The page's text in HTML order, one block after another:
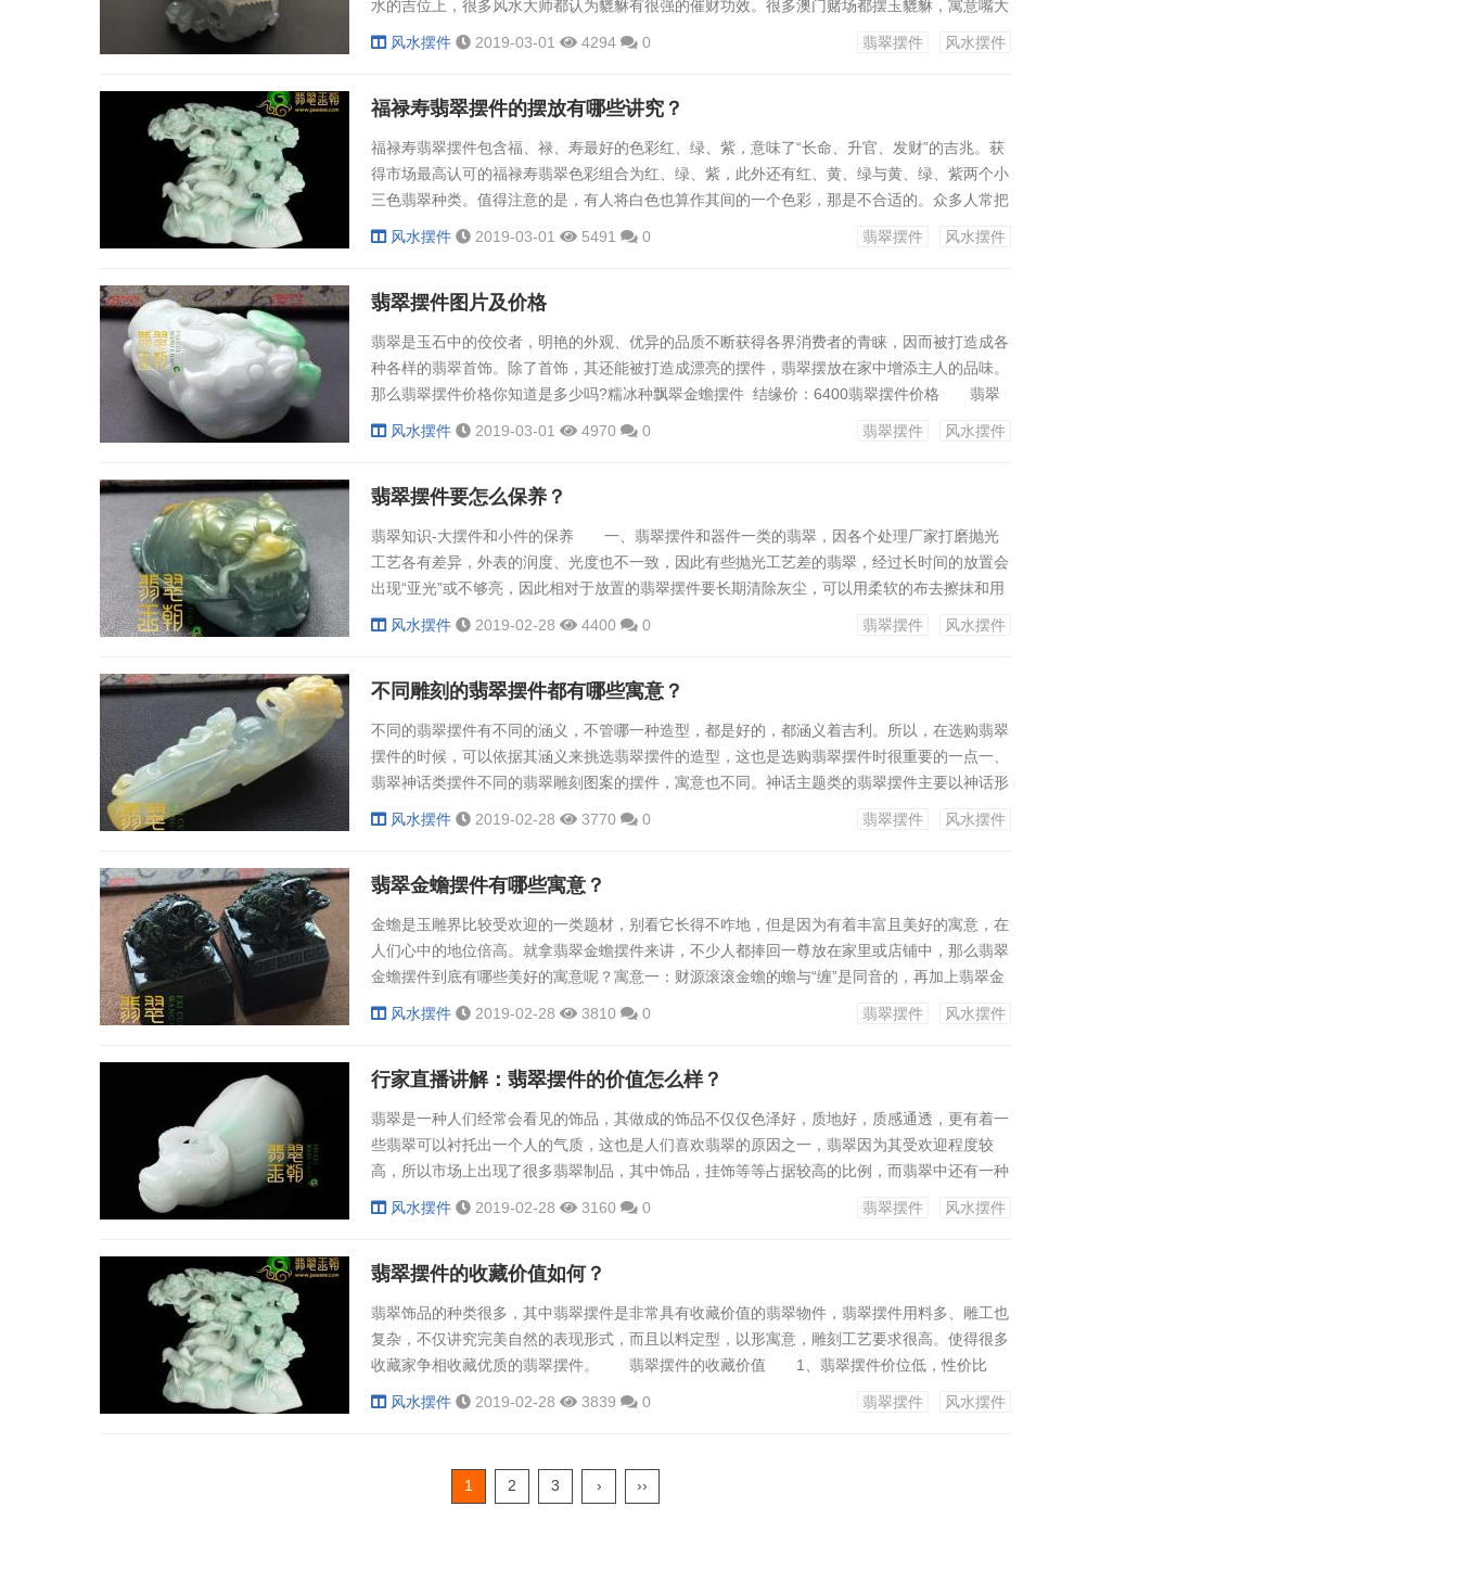
水的吉位上，很多风水大师都认为貔貅有很强的催财功效。很多澳门赌场都摆玉貔貅，寓意嘴大
吃四方，只挣不赔。貔貅对于那些收入有浮动的人更喜欢貔貅，通常都会把貔貅摆放在住宅或办
了之后，最好不...
风水摆件 2019-03-01 4294 0 翡翠摆件 风水摆件
福禄寿翡翠摆件的摆放有哪些讲究？
福禄寿翡翠摆件包含福、禄、寿最好的色彩红、绿、紫，意味了“长命、升官、发财”的吉兆。获
得市场最高认可的福禄寿翡翠色彩组合为红、绿、紫，此外还有红、黄、绿与黄、绿、紫两个小
三色翡翠种类。值得注意的是，有人将白色也算作其间的一个色彩，那是不合适的。众多人常把
赤色当作是福分的意味，绿色当成是丰禄的意味，紫色当作是长命的比方。家中摆放翡翠福禄寿
的意义。福禄寿...
风水摆件 2019-03-01 5491 0 翡翠摆件 风水摆件
翡翠摆件图片及价格
翡翠是玉石中的佼佼者，明艳的外观、优异的品质不断获得各界消费者的青睐，因而被打造成各
种各样的翡翠首饰。除了首饰，其还能被打造成漂亮的摆件，翡翠摆放在家中增添主人的品味。
那么翡翠摆件价格你知道是多少吗?糯冰种飘翠金蟾摆件 结缘价：6400翡翠摆件价格 翡翠
摆件的价格需要根据翡翠的品质判断，如果表面有影响到美感的小瑕疵、内部有一些小裂痕，那
贵...
风水摆件 2019-03-01 4970 0 翡翠摆件 风水摆件
翡翠摆件要怎么保养？
翡翠知识-大摆件和小件的保养 一、翡翠摆件和器件一类的翡翠，因各个处理厂家打磨抛光
工艺各有差异，外表的润度、光度也不一致，因此有些抛光工艺差的翡翠，经过长时间的放置会
出现“亚光”或不够亮，因此相对于放置的翡翠摆件要长期清除灰尘，可以用柔软的布去擦抹和用
柔软的毛刷轻轻刷掉上面的灰尘，也可以用柔软的羊皮长期擦抹。按前面的技巧通常都能抵达养
然。除此之外，戴...
风水摆件 2019-02-28 4400 0 翡翠摆件 风水摆件
不同雕刻的翡翠摆件都有哪些寓意？
不同的翡翠摆件有不同的涵义，不管哪一种造型，都是好的，都涵义着吉利。所以，在选购翡翠
摆件的时候，可以依据其涵义来挑选翡翠摆件的造型，这也是选购翡翠摆件时很重要的一点一、
翡翠神话类摆件不同的翡翠雕刻图案的摆件，寓意也不同。神话主题类的翡翠摆件主要以神话形
象为主，比翡翠观音、翡翠佛、翡翠貔貅、翡翠佛手等等。它们的意义都是保佑人们安全、健
都知道，乌龟是长寿...
风水摆件 2019-02-28 3770 0 翡翠摆件 风水摆件
翡翠金蟾摆件有哪些寓意？
金蟾是玉雕界比较受欢迎的一类题材，别看它长得不咋地，但是因为有着丰富且美好的寓意，在
人们心中的地位倍高。就拿翡翠金蟾摆件来讲，不少人都捧回一尊放在家里或店铺中，那么翡翠
金蟾摆件到底有哪些美好的寓意呢？寓意一：财源滚滚金蟾的蟾与“缠”是同音的，再加上翡翠金
蟾摆件中，一般都会讲元宝与金蟾相搭配，要么是金蟾背着元宝，要么就是口中含着元宝。所以
仙物。所以翡翠...
风水摆件 2019-02-28 3810 0 翡翠摆件 风水摆件
行家直播讲解：翡翠摆件的价值怎么样？
翡翠是一种人们经常会看见的饰品，其做成的饰品不仅仅色泽好，质地好，质感通透，更有着一
些翡翠可以衬托出一个人的气质，这也是人们喜欢翡翠的原因之一，翡翠因为其受欢迎程度较
高，所以市场上出现了很多翡翠制品，其中饰品，挂饰等等占据较高的比例，而翡翠中还有一种
价值连城的制品，那就是翡翠摆件。 翡翠摆件拥有着较高的价值，但是令人奇怪的是翡翠摆
致了翡翠摆件这款耗...
风水摆件 2019-02-28 3160 0 翡翠摆件 风水摆件
翡翠摆件的收藏价值如何？
翡翠饰品的种类很多，其中翡翠摆件是非常具有收藏价值的翡翠物件，翡翠摆件用料多、雕工也
复杂，不仅讲究完美自然的表现形式，而且以料定型，以形寓意，雕刻工艺要求很高。使得很多
收藏家争相收藏优质的翡翠摆件。 翡翠摆件的收藏价值 1、翡翠摆件价位低，性价比
高 根据当前的翡翠市场行情，翡翠摆件的价位比其它翡翠首饰低。通常来说，小的翡翠摆件
需求量。一些高档...
风水摆件 2019-02-28 3839 0 翡翠摆件 风水摆件
1 2 3 › ››